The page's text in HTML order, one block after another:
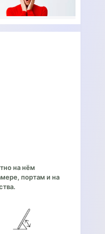
на нём
портам и на